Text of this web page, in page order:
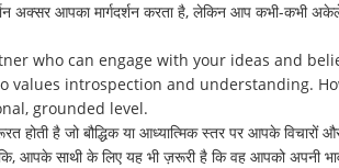
अक्सर आपका मार्गदर्शन करता है, लेकिन आप कभी-कभी
who can engage with your ideas and
introspection and understanding.
grounded level.
होती है जो बौद्धिक या आध्यात्मिक स्तर पर आपके
आपके साथी के लिए यह भी ज़रूरी है कि वह आपको